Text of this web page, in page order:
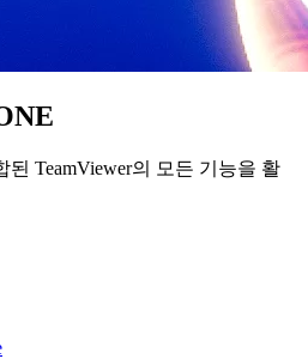
TeamViewer의 모든 기능을 활